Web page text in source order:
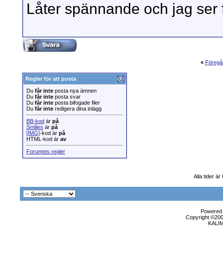
Låter spännande och jag
«
Regler för att posta
Du får inte posta nya ämnen
Du får inte posta svar
Du får inte posta bifogade filer
Du får inte redigera dina inlägg
BB-kod är på
Smilies är på
[IMG]-kod är på
HTML-kod är av
Forumets regler
Alla tider är
Copyright